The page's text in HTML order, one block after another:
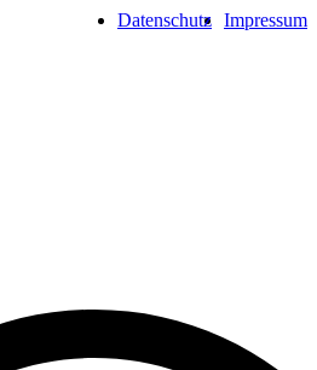
Impressum
Datenschutz